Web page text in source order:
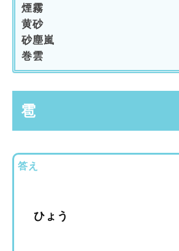
煙霧
黄砂
砂塵嵐
巻雲
雹
答え
ひょう